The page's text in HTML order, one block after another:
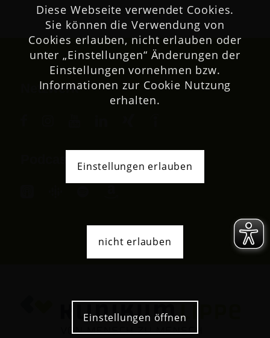
Netzwerk
Diese Webseite verwendet Cookies.
Sie können die Verwendung von
Cookies erlauben, nicht erlauben oder
unter „Einstellungen“ Änderungen der
Einstellungen vornehmen bzw.
Informationen zur Cookie Nutzung
erhalten.
Einstellungen erlauben
nicht erlauben
Einstellungen öffnen